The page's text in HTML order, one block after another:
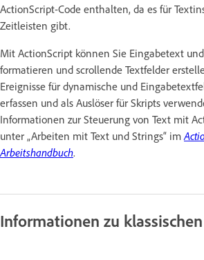
ActionScript-Code enthalten, da es für
Zeitleisten gibt.
Mit ActionScript können Sie Eingabetext
formatieren und scrollende Textfelder
Ereignisse für dynamische und
erfassen und als Auslöser für Skripts
Informationen zur Steuerung von Text mit
unter „Arbeiten mit Text und Strings“ im
Arbeitshandbuch.
Informationen zu